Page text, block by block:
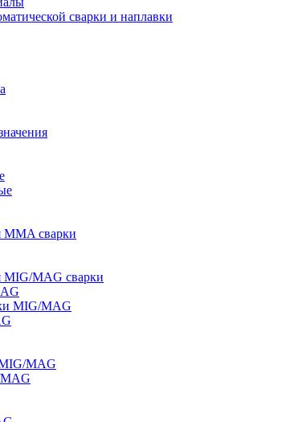
сварки и наплавки
MMA сварки
MIG/MAG сварки
MIG/MAG
MIG/MAG